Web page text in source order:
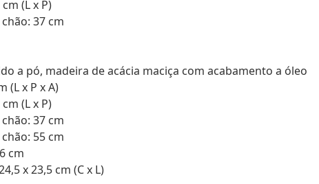
(L x P)
37 cm
a pó, madeira de acácia maciça com acabamento a óleo
(L x P x A)
(L x P)
37 cm
55 cm
cm
x 23,5 cm (C x L)